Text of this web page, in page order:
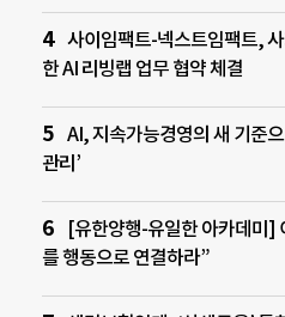
사이임팩트-넥스트임팩트,
한 AI 리빙랩 업무 협약 체결
AI, 지속가능경영의 새 기준
관리’
[유한양행-유일한 아카데미]
를 행동으로 연결하라”